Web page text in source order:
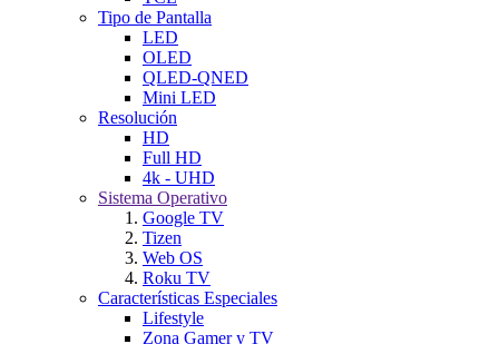
Tipo de Pantalla
LED
OLED
QLED-QNED
Mini LED
Resolución
HD
Full HD
4k - UHD
Sistema Operativo
Google TV
Tizen
Web OS
Roku TV
Características Especiales
Lifestyle
Zona Gamer y TV